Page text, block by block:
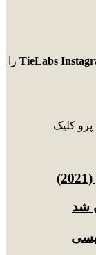
TieLabs را
کلیک